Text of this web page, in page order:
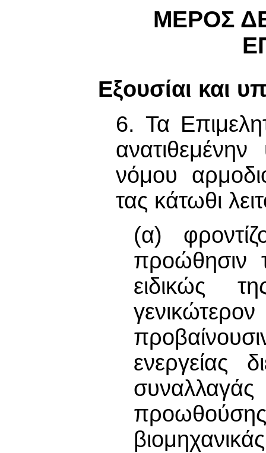
ΜΕΡΟΣ
Εξουσίαι και
6. Τα
νόμου
τας κάτωθι
(α)
προώθησιν
ειδικώς
ενεργείας